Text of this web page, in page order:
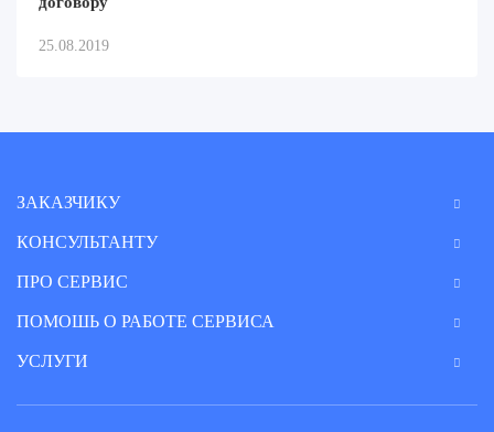
25.08.2019
ЗАКАЗЧИКУ
КОНСУЛЬТАНТУ
ПРО СЕРВИС
ПОМОШЬ О РАБОТЕ СЕРВИСА
УСЛУГИ